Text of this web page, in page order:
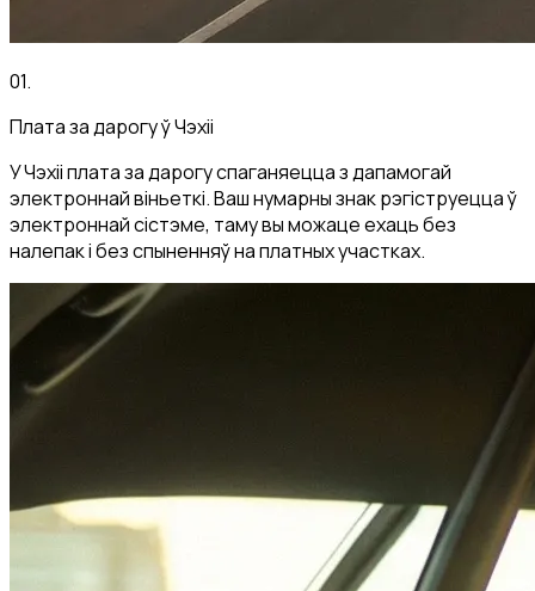
01.
Плата за дарогу ў Чэхіі
У Чэхіі плата за дарогу спаганяецца з дапамогай
электроннай віньеткі. Ваш нумарны знак рэгіструецца ў
электроннай сістэме, таму вы можаце ехаць без
налепак і без спыненняў на платных участках.